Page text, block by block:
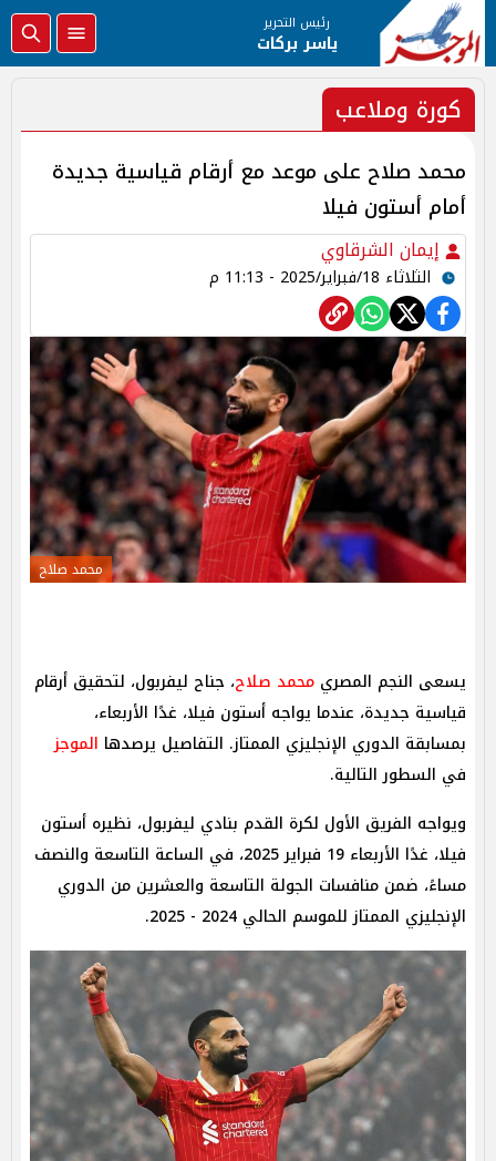
رئيس التحرير
ياسر بركات
كورة وملاعب
محمد صلاح على موعد مع أرقام قياسية جديدة
أمام أستون فيلا
إيمان الشرقاوي
الثلاثاء 18/فبراير/2025 - 11:13 م
محمد صلاح
يسعى النجم المصري محمد صلاح، جناح ليفربول، لتحقيق أرقام
قياسية جديدة، عندما يواجه أستون فيلا، غدًا الأربعاء،
بمسابقة الدوري الإنجليزي الممتاز. التفاصيل يرصدها الموجز
في السطور التالية.
ويواجه الفريق الأول لكرة القدم بنادي ليفربول، نظيره أستون
فيلا، غدًا الأربعاء 19 فبراير 2025، في الساعة التاسعة والنصف
مساءً، ضمن منافسات الجولة التاسعة والعشرين من الدوري
الإنجليزي الممتاز للموسم الحالي 2024 - 2025.